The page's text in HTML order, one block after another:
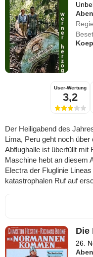
User-Wertung
3,2
Der Heiligabend des
Lima, Peru geht noch
Abflughalle ist überfüllt mit
Maschine hebt an diesem
Electra der Fluglinie
katastrophalen Ruf auf
Die
26.